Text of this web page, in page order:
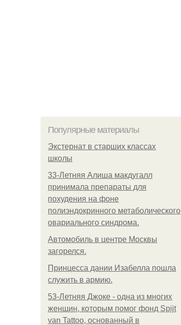
Популярные материалы
Экстернат в старших классах
школы
33-Летняя Алиша макдугалл
принимала препараты для
похудения на фоне
полиэндокринного метаболического
овариального синдрома.
Автомобиль в центре Москвы
загорелся.
Принцесса дании Изабелла пошла
служить в армию.
53-Летняя Джоке - одна из многих
женщин, которым помог фонд Spijt
van Tattoo, основанный в